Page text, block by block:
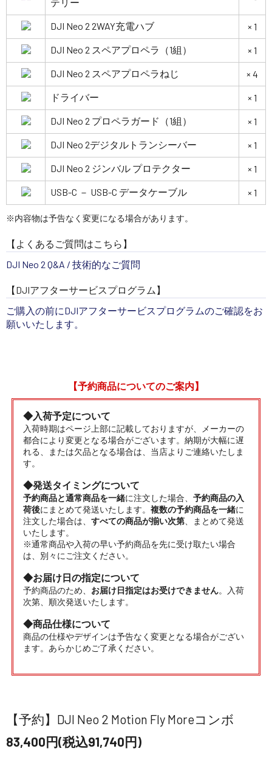
DJI Neo 2 2WAY充電ハブ
× 1
DJI Neo 2 スペアプロペラ（1組）
× 1
DJI Neo 2 スペアプロペラねじ
× 4
ドライバー
× 1
DJI Neo 2 プロペラガード（1組）
× 1
DJI Neo 2デジタルトランシーバー
× 1
DJI Neo 2 ジンバル プロテクター
× 1
USB-C － USB-C データケーブル
× 1
※内容物は予告なく変更になる場合があります。
【よくあるご質問はこちら】
DJI Neo 2 Q&A / 技術的なご質問
【DJIアフターサービスプログラム】
ご購入の前にDJIアフターサービスプログラムのご確認をお
願いいたします。
【予約商品についてのご案内】
◆入荷予定について
入荷時期はページ上部に記載しておりますが、メーカーの
都合により変更となる場合がございます。納期が大幅に遅
れる、または欠品となる場合は、当店よりご連絡いたしま
す。
◆発送タイミングについて
予約商品と通常商品を一緒に注文した場合、 予約商品の入
荷後にまとめて発送いたします。 複数の予約商品を一緒に
注文した場合は、 すべての商品が揃い次第、まとめて発送
いたします。
※通常商品や入荷の早い予約商品を先に受け取たい場合
は、別々にご注文ください。
◆お届け日の指定について
予約商品のため、 お届け日指定はお受けできません。入荷
次第、順次発送いたします。
◆商品仕様について
商品の仕様やデザインは予告なく変更となる場合がござい
ます。あらかじめご了承ください。
【予約】DJI Neo 2 Motion Fly Moreコンボ
83,400円(税込91,740円)